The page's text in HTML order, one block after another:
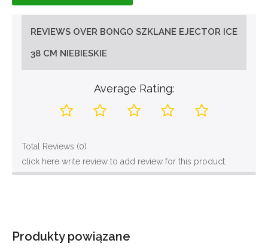
REVIEWS OVER BONGO SZKLANE EJECTOR ICE
38 CM NIEBIESKIE
Average Rating:
Total Reviews (0)
click here write review to add review for this product.
Produkty powiązane